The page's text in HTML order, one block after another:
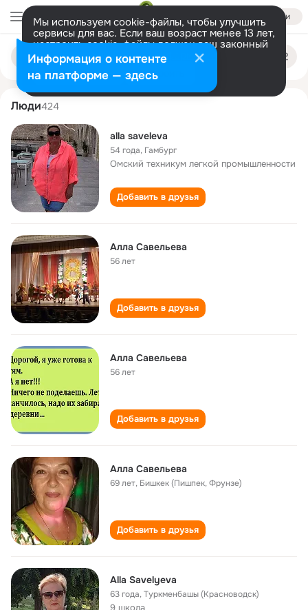
Войти
Мы используем cookie-файлы, чтобы улучшить
сервисы для вас. Если ваш возраст менее 13 лет,
настроить cookie-файлы должен ваш законный
представитель. Больше информации
Разрешить все Настроить
Поиск
людям
alla saveleva
Люди424
alla saveleva
54 года, Гамбург
Омский техникум легкой промышленности
Добавить в друзья
Алла Савельева
56 лет
Добавить в друзья
Алла Савельева
56 лет
Добавить в друзья
Алла Савельева
69 лет, Бишкек (Пишпек, Фрунзе)
Добавить в друзья
Alla Savelyeva
63 года,Туркменбашы (Красноводск)
9 школа
Информация о контенте
на платформе — здесь